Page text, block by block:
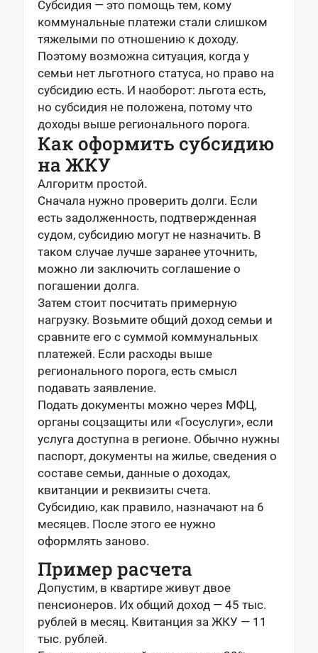
Субсидия — это помощь тем, кому
коммунальные платежи стали слишком
тяжелыми по отношению к доходу.
Поэтому возможна ситуация, когда у
семьи нет льготного статуса, но право на
субсидию есть. И наоборот: льгота есть,
но субсидия не положена, потому что
доходы выше регионального порога.
Как оформить субсидию
на ЖКУ
Алгоритм простой.
Сначала нужно проверить долги. Если
есть задолженность, подтвержденная
судом, субсидию могут не назначить. В
таком случае лучше заранее уточнить,
можно ли заключить соглашение о
погашении долга.
Затем стоит посчитать примерную
нагрузку. Возьмите общий доход семьи и
сравните его с суммой коммунальных
платежей. Если расходы выше
регионального порога, есть смысл
подавать заявление.
Подать документы можно через МФЦ,
органы соцзащиты или «Госуслуги», если
услуга доступна в регионе. Обычно нужны
паспорт, документы на жилье, сведения о
составе семьи, данные о доходах,
квитанции и реквизиты счета.
Субсидию, как правило, назначают на 6
месяцев. После этого ее нужно
оформлять заново.
Пример расчета
Допустим, в квартире живут двое
пенсионеров. Их общий доход — 45 тыс.
рублей в месяц. Квитанция за ЖКУ — 11
тыс. рублей.